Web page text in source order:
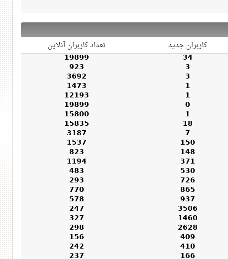
کاربران جدید
تعداد کاربران آنلاین
34
19899
3
923
3
3692
1
1473
1
12193
0
19899
1
15800
18
15835
7
3187
150
1537
148
823
371
1194
530
483
726
293
865
770
937
578
3506
247
1460
327
2628
298
409
156
410
242
166
237